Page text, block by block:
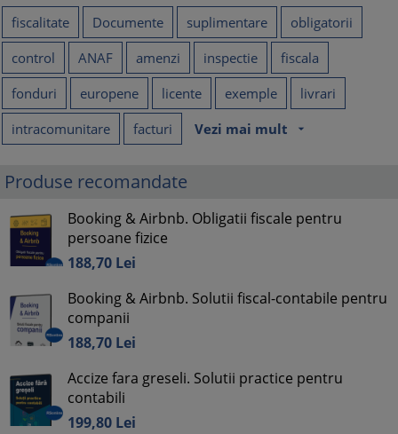
fiscalitate Documente suplimentare
obligatorii
control
ANAF amenzi inspectie
fiscala
fonduri
europene licente exemple
livrari
intracomunitare
facturi Vezi mai mult arrow_drop_down
Produse recomandate
Booking & Airbnb. Obligatii fiscale pentru
persoane fizice
188,70 Lei
Booking & Airbnb. Solutii fiscal-contabile pentru
companii
188,70 Lei
Accize fara greseli. Solutii practice pentru
contabili
199,80 Lei